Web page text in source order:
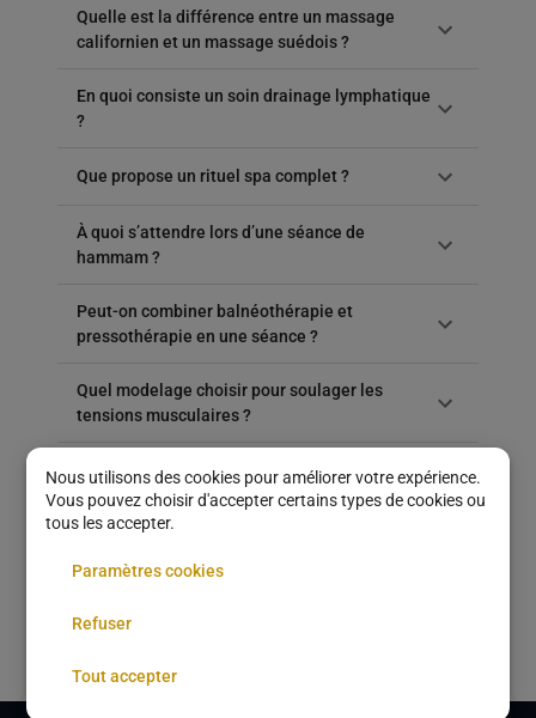
Quelle est la différence entre un massage
californien et un massage suédois ?
En quoi consiste un soin drainage lymphatique
?
Que propose un rituel spa complet ?
À quoi s’attendre lors d’une séance de
hammam ?
Peut-on combiner balnéothérapie et
pressothérapie en une séance ?
Quel modelage choisir pour soulager les
tensions musculaires ?
Le soin minceur est-il efficace ?
Quelle est la durée moyenne d’un soin visage
cryothérapie corps ?
Nous utilisons des cookies pour améliorer votre expérience.
Vous pouvez choisir d'accepter certains types de cookies ou
tous les accepter.
Paramètres cookies
Refuser
Tout accepter